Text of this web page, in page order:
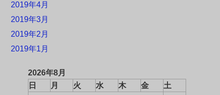
2019年4月
2019年3月
2019年2月
2019年1月
2026年8月
日
月 火 水 木 金 土